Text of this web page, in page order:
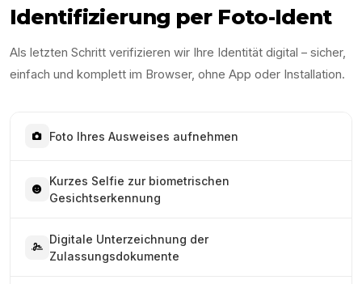
Identifizierung per Foto-Ident
Als letzten Schritt verifizieren wir Ihre Identität digital – sicher,
einfach und komplett im Browser, ohne App oder Installation.
Foto Ihres Ausweises aufnehmen
Kurzes Selfie zur biometrischen
Gesichtserkennung
Digitale Unterzeichnung der
Zulassungsdokumente